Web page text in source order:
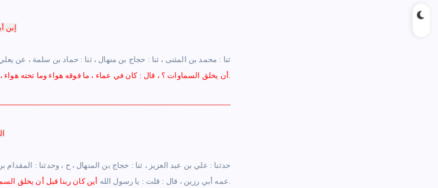
إبن
– ثنا : محمد بن المثنى ، ثنا : حجاج بن منهال ، ثنا : حماد بن سلمة ،
أن يخلق السماوات ؟ ، قال : كان في عماء ، ما فوقه هواء وما تحته هواء ، ثم خلق عرشه على الماء.
عمه أبي رزين ، قال : قلت : يا رسول الله أين كان ربنا قبل أن يخلق .